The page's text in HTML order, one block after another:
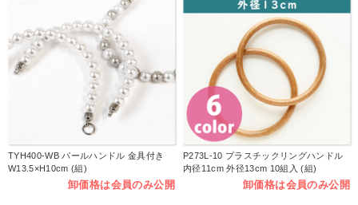
TYH400-WB パールハンドル 金具付き
W13.5×H10cm (組)
卸価格は会員のみ公開
P273L-10 プラスチックリングハンドル
内径11cm 外径13cm 10組入 (組)
卸価格は会員のみ公開